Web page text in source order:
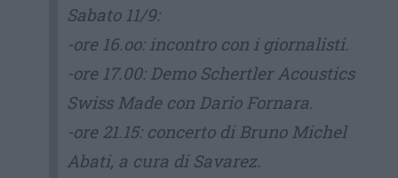
Sabato 11/9:
-ore 16.oo: incontro con i giornalisti.
-ore 17.00: Demo Schertler Acoustics
Swiss Made con Dario Fornara.
-ore 21.15: concerto di Bruno Michel
Abati, a cura di Savarez.